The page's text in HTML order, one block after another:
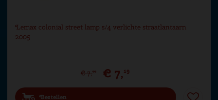
Lemax colonial street lamp s/4 verlichte straatlantaarn
2005
€ 7,99 € 7,19
Bestellen